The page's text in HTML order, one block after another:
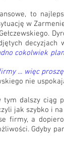
to
w
decyzjach
cokolwiek
... więc
nie
dalszy ciąg
jak szybko i
a
Gdyby